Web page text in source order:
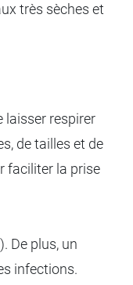
très sèches et
laisser respirer
de tailles et de
faciliter la prise
De plus, un
infections.